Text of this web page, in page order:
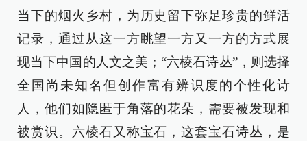
当下的烟火乡村，为历史留下弥足珍贵的鲜活
记录，通过从这一方眺望一方又一方的方式展
现当下中国的人文之美；“六棱石诗丛”，则选择
全国尚未知名但创作富有辨识度的个性化诗
人，他们如隐匿于角落的花朵，需要被发现和
被赏识。六棱石又称宝石，这套宝石诗丛，是